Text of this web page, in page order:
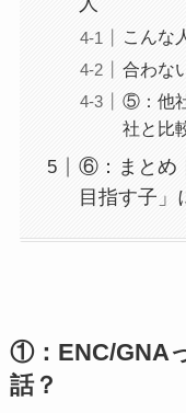
こんな
合わな
⑤：他
社と比
⑥：まとめ
目指す子」
①：ENC/GNA
話？